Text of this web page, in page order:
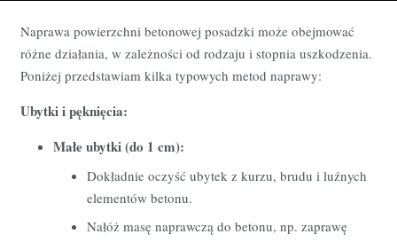
Naprawa powierzchni betonowej posadzki może obejmować
różne działania, w zależności od rodzaju i stopnia uszkodzenia.
Poniżej przedstawiam kilka typowych metod naprawy:
Ubytki i pęknięcia:
Małe ubytki (do 1 cm):
Dokładnie oczyść ubytek z kurzu, brudu i luźnych
elementów betonu.
Nałóż masę naprawczą do betonu, np. zaprawę